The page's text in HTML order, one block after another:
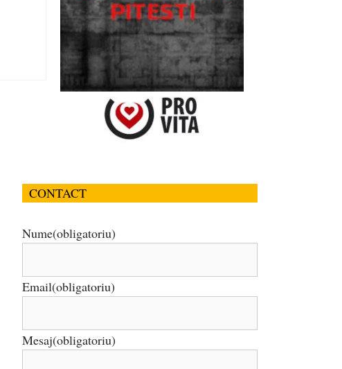
CONTACT
Nume(obligatoriu)
Email(obligatoriu)
Mesaj(obligatoriu)